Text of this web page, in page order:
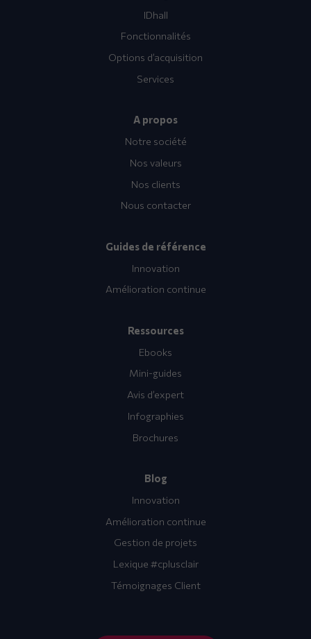
IDhall
Fonctionnalités
Options d’acquisition
Services
A propos
Notre société
Nos valeurs
Nos clients
Nous contacter
Guides de référence
Innovation
Amélioration continue
Ressources
Ebooks
Mini-guides
Avis d’expert
Infographies
Brochures
Blog
Innovation
Amélioration continue
Gestion de projets
Lexique #cplusclair
Témoignages Client